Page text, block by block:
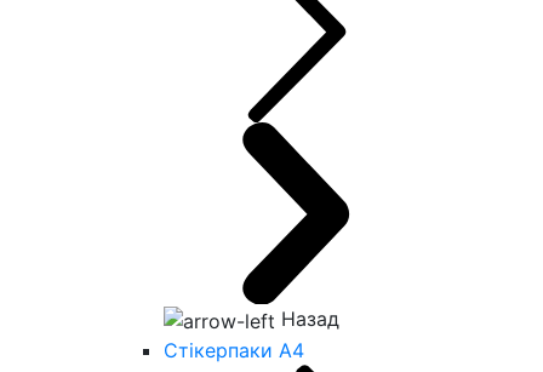
Назад
Стікерпаки А4